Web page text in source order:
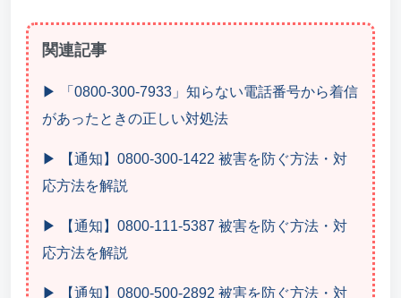
関連記事
▶ 「0800-300-7933」知らない電話番号から着信
があったときの正しい対処法
▶ 【通知】0800-300-1422 被害を防ぐ方法・対
応方法を解説
▶ 【通知】0800-111-5387 被害を防ぐ方法・対
応方法を解説
▶ 【通知】0800-500-2892 被害を防ぐ方法・対